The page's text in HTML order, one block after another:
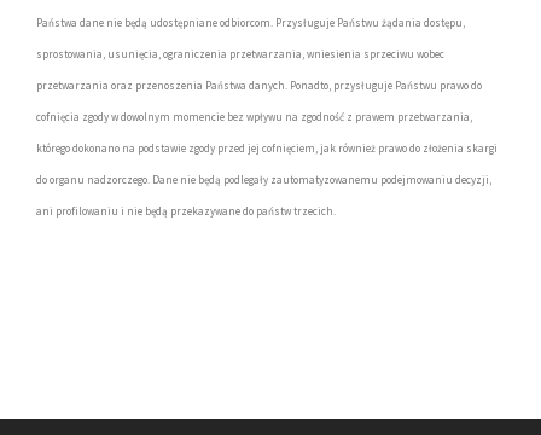
Państwa dane nie będą udostępniane odbiorcom. Przysługuje Państwu żądania dostępu,
sprostowania, usunięcia, ograniczenia przetwarzania, wniesienia sprzeciwu wobec
przetwarzania oraz przenoszenia Państwa danych. Ponadto, przysługuje Państwu prawo do
cofnięcia zgody w dowolnym momencie bez wpływu na zgodność z prawem przetwarzania,
którego dokonano na podstawie zgody przed jej cofnięciem, jak również prawo do złożenia skargi
do organu nadzorczego. Dane nie będą podlegały zautomatyzowanemu podejmowaniu decyzji,
ani profilowaniu i nie będą przekazywane do państw trzecich.